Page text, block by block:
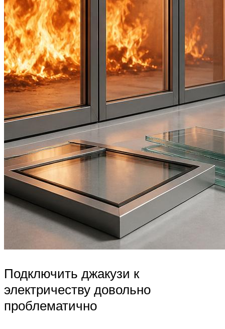
Подключить джакузи к
электричеству довольно
проблематично